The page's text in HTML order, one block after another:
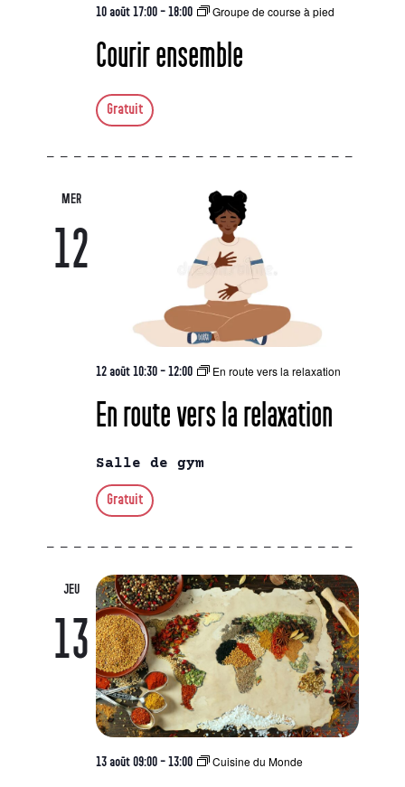
Courir ensemble
10 août 17:00-18:00 Groupe de course à pied
Gratuit
MER
12
En route vers la relaxation
12 août 10:30-12:00 En route vers la relaxation
Salle de gym
Gratuit
JEU
13
13 août 09:00-13:00 Cuisine du Monde